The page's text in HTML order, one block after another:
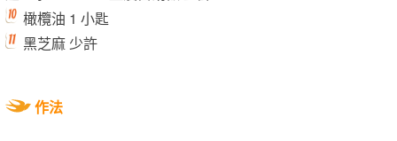
橄欖油 1 小匙
黑芝麻 少許
作法